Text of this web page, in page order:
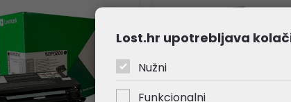
Lost.hr upotrebljava
Nužni
Funkcionalni